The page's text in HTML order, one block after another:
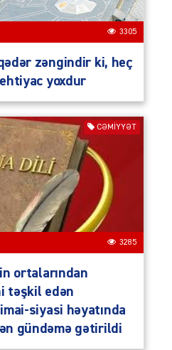
3305
zəngindir ki, heç
yoxdur
CƏMIYYƏT
3285
ortalarından
təşkil edən
siyasi həyatında
gündəmə gətirildi